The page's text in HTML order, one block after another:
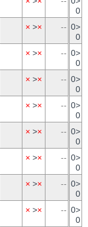
0
× >× -- 0>
0
× >× -- 0>
0
× >× -- 0>
0
× >× -- 0>
0
× >× -- 0>
0
× >× -- 0>
0
× >× -- 0>
0
× >× -- 0>
0